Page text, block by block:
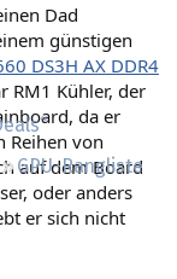
GPU-Rangliste
Dad
günstigen
DS3H AX DDR4
RM1 Kühler, der
da er
Reihen von
auf dem Board
oder anders
er sich nicht